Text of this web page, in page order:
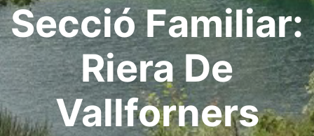
Secció Familiar:
Riera De
Vallforners